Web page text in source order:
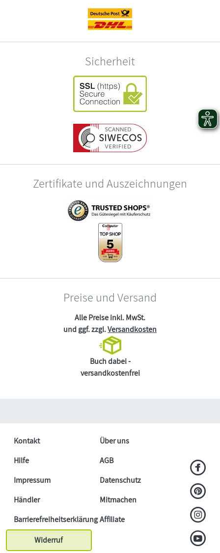
Sicherheit
Zertifikate und Auszeichnungen
Preise und Versand
Alle Preise inkl. MwSt.
und ggf. zzgl.Versandkosten
Buch dabei -
versandkostenfrei
Kontakt
Über uns
Hilfe
AGB
Impressum
Datenschutz
Händler
Mitmachen
BarrierefreiheitserklärungAffiliate
Widerruf